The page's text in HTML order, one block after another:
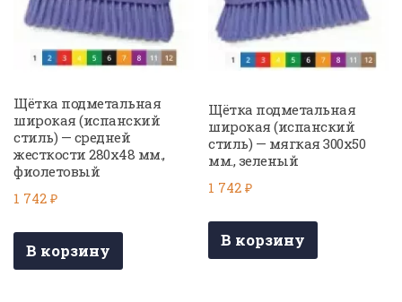
Щётка подметальная
широкая (испанский
стиль) — средней
жесткости 280х48 мм.,
фиолетовый
1 742 ₽
В корзину
Щётка подметальная
широкая (испанский
стиль) — мягкая 300х50
мм., зеленый
1 742₽
В корзину